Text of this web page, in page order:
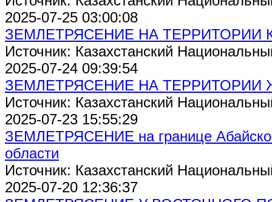
2025-07-25 03:00:08
ЗЕМЛЕТРЯСЕНИЕ НА ТЕРРИТОРИИ
Источник: Казахстанский
2025-07-24 09:39:54
ЗЕМЛЕТРЯСЕНИЕ НА ТЕРРИТОРИИ
Источник: Казахстанский
2025-07-23 15:55:29
ЗЕМЛЕТРЯСЕНИЕ на границе
области
Источник: Казахстанский
2025-07-20 12:36:37